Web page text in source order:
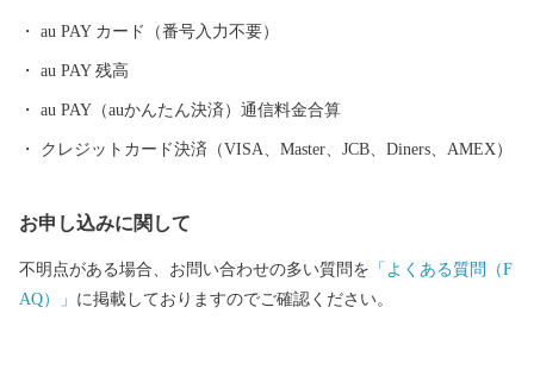
す。さらに新しい産物や6次産業化にも積極的に取り組んでいま
す。 白石町は、山と平野、川と海といった美しく個性豊かな自然
が一体として揃っています。
au PAY カード（番号入力不要）
au PAY 残高
au PAY（auかんたん決済）通信料金合算
クレジットカード決済（VISA、Master、JCB、Diners、AMEX）
お申し込みに関して
不明点がある場合、お問い合わせの多い質問を 「よくある質問（F
AQ）」 に掲載しておりますのでご確認ください。